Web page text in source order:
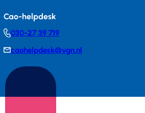
Cao-helpdesk
Telephonenumber
030-27 39 719
E-
mail
caohelpdesk@vgn.nl